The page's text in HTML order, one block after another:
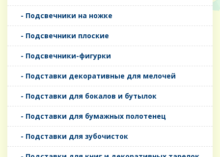
- Подсвечники на ножке
- Подсвечники плоские
- Подсвечники-фигурки
- Подставки декоративные для мелочей
- Подставки для бокалов и бутылок
- Подставки для бумажных полотенец
- Подставки для зубочисток